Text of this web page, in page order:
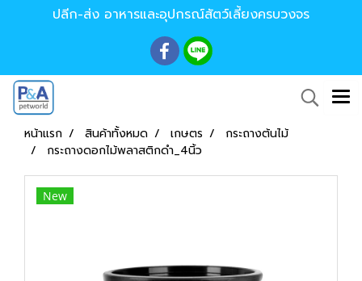
ปลีก-ส่ง อาหารและอุปกรณ์สัตว์เลี้ยงครบวงจร
หน้าแรก สินค้าทั้งหมด เกษตร
กระถางต้นไม้
กระถางดอกไม้พลาสติกดำ_4นิ้ว
New